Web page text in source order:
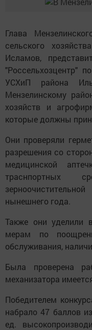
Глава
сельского
Исламов,
"Россельхозцентр"
УСХиП района
Мензелинскому
хозяйств и
которые должны
Они проверяли
разрешения со
медицинской
траснпортных
нынешнего года.
Также они уделили
мерам по
обслуживания,
Была проверена
механизатора
Победителем
набрало 47 баллов
ед.